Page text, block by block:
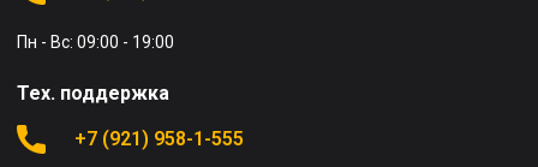
Пн - Вс: 09:00 - 19:00
Тех. поддержка
+7 (921) 958-1-555